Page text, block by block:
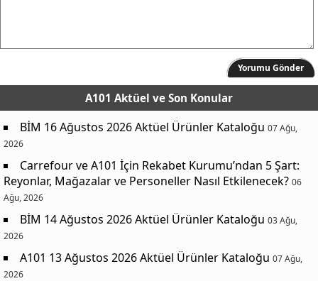
Yorumu Gönder
A101 Aktüel ve Son Konular
BİM 16 Ağustos 2026 Aktüel Ürünler Kataloğu 07 Ağu,
2026
Carrefour ve A101 İçin Rekabet Kurumu’ndan 5 Şart:
Reyonlar, Mağazalar ve Personeller Nasıl Etkilenecek? 06
Ağu, 2026
BİM 14 Ağustos 2026 Aktüel Ürünler Kataloğu 03 Ağu,
2026
A101 13 Ağustos 2026 Aktüel Ürünler Kataloğu 07 Ağu,
2026